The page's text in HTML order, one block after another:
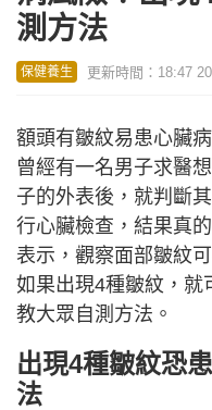
測方法
保健養生 更新時間：18:47
額頭有皺紋易患心臟
曾經有一名男子求醫
子的外表後，就判斷
行心臟檢查，結果真
表示，觀察面部皺紋
如果出現4種皺紋，就
教大眾自測方法。
出現4種皺紋恐
法